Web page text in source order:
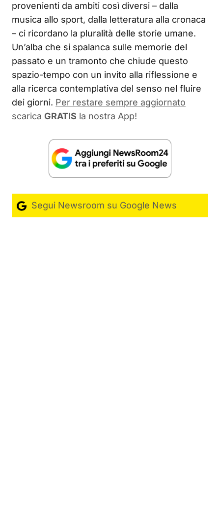
provenienti da ambiti così diversi – dalla
musica allo sport, dalla letteratura alla cronaca
– ci ricordano la pluralità delle storie umane.
Un’alba che si spalanca sulle memorie del
passato e un tramonto che chiude questo
spazio-tempo con un invito alla riflessione e
alla ricerca contemplativa del senso nel fluire
dei giorni. Per restare sempre aggiornato
scarica GRATIS la nostra App!
Segui Newsroom su Google News